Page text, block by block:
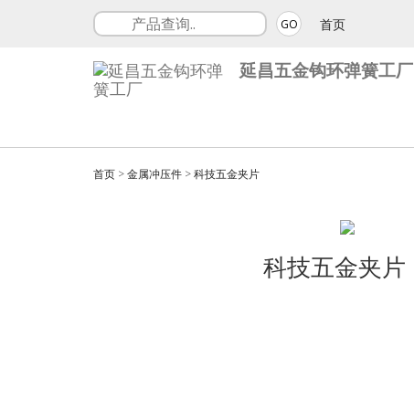
GO 首页
延昌五金钩环弹簧工厂
首页 >金属冲压件 >科技五金夹片
科技五金夹片